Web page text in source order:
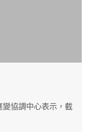
協調中心表示，截